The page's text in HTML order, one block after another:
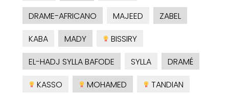
DRAME-AFRICANO
MAJEED
ZABEL
KABA
MADY
BISSIRY
EL-HADJ SYLLA BAFODE
SYLLA
DRAMÉ
KASSO
MOHAMED
TANDIAN